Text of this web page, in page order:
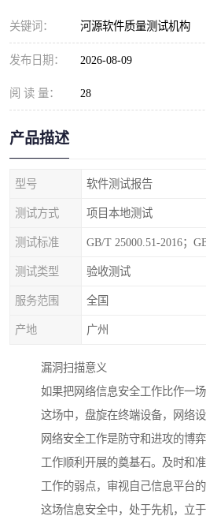
关键词： 河源软件质量测试机构
发布日期： 2026-08-09
阅 读 量： 28
产品描述
型号 软件测试报告
测试方式 项目本地测试
测试标准 GB/T 25000.51-2016；
测试类型 验收测试
服务范围 全国
产地 广州
漏洞扫描意义
如果把网络信息安全工作比作一
这场中，盘旋在终端设备，网络设
网络安全工作是防守和进攻的博
工作顺利开展的奠基石。及时和
工作的弱点，审视自己信息平台
这场信息安全中，处于先机，立